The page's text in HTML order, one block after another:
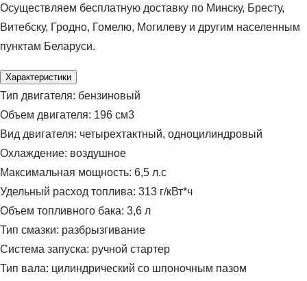
Осуществляем бесплатную доставку по Минску, Бресту,
Витебску, Гродно, Гомелю, Могилеву и другим населенным
пунктам Беларуси.
Характеристики
Тип двигателя: бензиновый
Объем двигателя: 196 см3
Вид двигателя: четырехтактный, одноцилиндровый
Охлаждение: воздушное
Максимальная мощность: 6,5 л.с
Удельный расход топлива: 313 г/кВт*ч
Объем топливного бака: 3,6 л
Тип смазки: разбрызгивание
Система запуска: ручной стартер
Тип вала: цилиндрический со шпоночным пазом